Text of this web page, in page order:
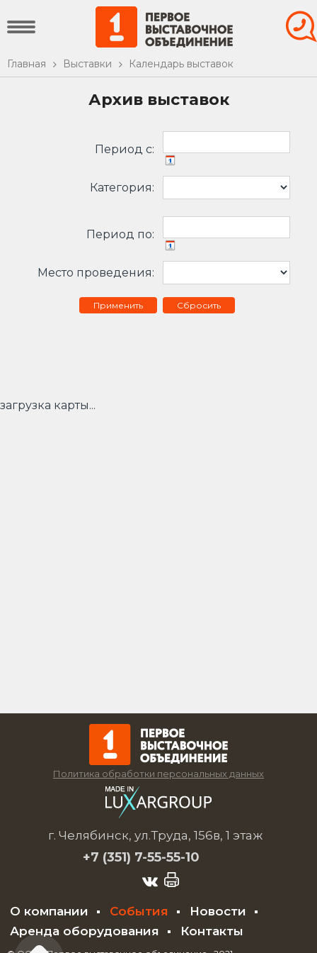
Главная Выставки Календарь выставок
Архив выставок
Период c:
Категория:
Период по:
Место проведения:
Сбросить
загрузка карты...
Политика обработки персональных данных
г. Челябинск, ул.Труда, 156в, 1 этаж
+7 (351) 7-55-55-10
О компании События
Новости
Аренда оборудования
Контакты